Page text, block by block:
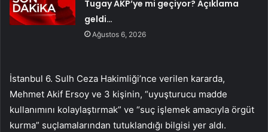
Tugay AKP’ye mi geçiyor? Açıklama
geldi…
Ağustos 6, 2026
İstanbul 6. Sulh Ceza Hakimliği’nce verilen kararda,
Mehmet Akif Ersoy ve 3 kişinin, “uyuşturucu madde
kullanımını kolaylaştırmak” ve “suç işlemek amacıyla örgüt
kurma” suçlamalarından tutuklandığı bilgisi yer aldı.